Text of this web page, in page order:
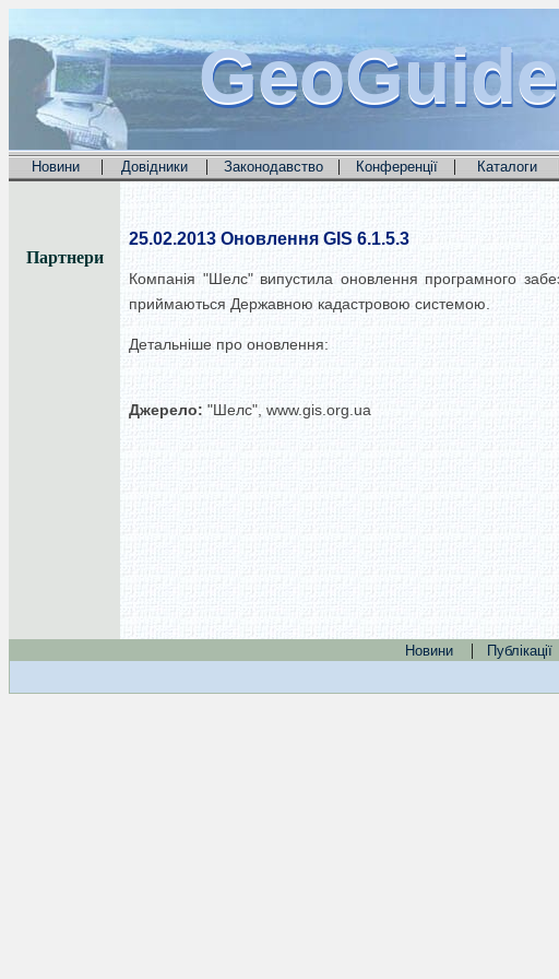
GeoGuide
GeoGuide
GeoGuide
Новини | Довідники | Законодавство | Конференції | Каталоги
Партнери
25.02.2013 Оновлення GIS 6.1.5.3
Компанія "Шелс" випустила оновлення програмного
приймаються Державною кадастровою системою.
Детальніше про оновлення:
Джерело: "Шелс", www.gis.org.ua
Новини | Публікації